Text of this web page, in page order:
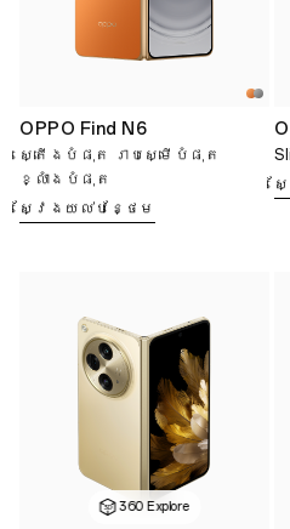
OPPO Find N6
ស្តើងបំផុត រាបស្មើបំផុត
ខ្លាំងបំផុត
ស្វែងយល់បន្ថែម
360 Explore